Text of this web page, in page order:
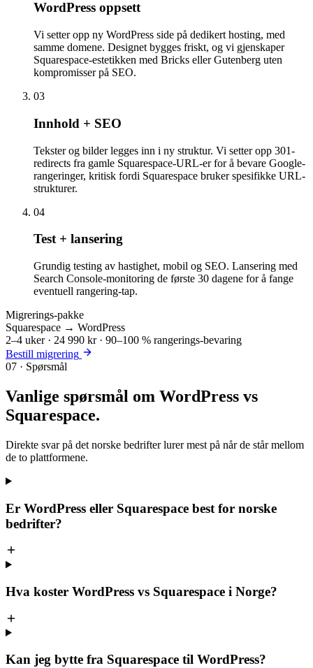
WordPress oppsett
Vi setter opp ny WordPress side på dedikert hosting, med
samme domene. Designet bygges friskt, og vi gjenskaper
Squarespace-estetikken med Bricks eller Gutenberg uten
kompromisser på SEO.
03
Innhold + SEO
Tekster og bilder legges inn i ny struktur. Vi setter opp 301-
redirects fra gamle Squarespace-URL-er for å bevare Google-
rangeringer, kritisk fordi Squarespace bruker spesifikke URL-
strukturer.
04
Test + lansering
Grundig testing av hastighet, mobil og SEO. Lansering med
Search Console-monitoring de første 30 dagene for å fange
eventuell rangering-tap.
Migrerings-pakke
Squarespace → WordPress
2–4 uker · 24 990 kr · 90–100 % rangerings-bevaring
Bestill migrering
07 · Spørsmål
Vanlige spørsmål om WordPress vs
Squarespace.
Direkte svar på det norske bedrifter lurer mest på når de står mellom
de to plattformene.
Er WordPress eller Squarespace best for norske
bedrifter?
Hva koster WordPress vs Squarespace i Norge?
Kan jeg bytte fra Squarespace til WordPress?